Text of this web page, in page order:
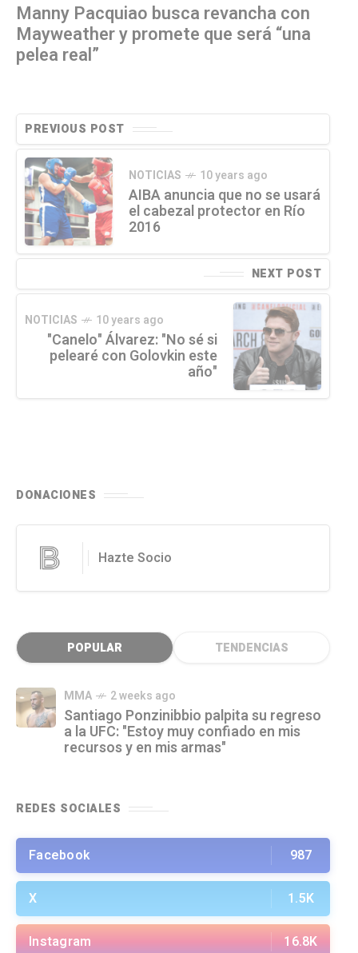
Manny Pacquiao busca revancha con
Mayweather y promete que será “una
pelea real”
PREVIOUS POST
NOTICIAS 10 years ago
AIBA anuncia que no se usará
el cabezal protector en Río
2016
NEXT POST
NOTICIAS 10 years ago
"Canelo" Álvarez: "No sé si
pelearé con Golovkin este
año"
DONACIONES
Hazte Socio
POPULAR TENDENCIAS
MMA 2 weeks ago
Santiago Ponzinibbio palpita su regreso
a la UFC: "Estoy muy confiado en mis
recursos y en mis armas"
REDES SOCIALES
Facebook 987
X 1.5K
Instagram 16.8K